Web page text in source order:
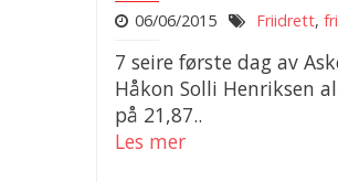
06/06/2015 Friidrett,
7 seire første dag av
Håkon Solli Henriksen
på 21,87..
Les mer